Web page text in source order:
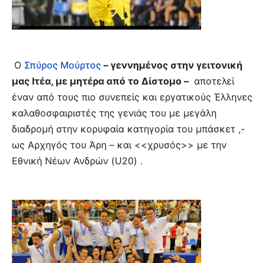
Ο Σπύρος Μούρτος – γεννημένος στην γειτονική
μας Ιτέα, με μητέρα από το Δίστομο – αποτελεί
έναν από τους πιο συνεπείς και εργατικούς Έλληνες
καλαθοσφαιριστές της γενιάς του με μεγάλη
διαδρομή στην κορυφαία κατηγορία του μπάσκετ ,-
ως Αρχηγός του Άρη – και <<χρυσός>> με την
Εθνική Νέων Ανδρών (U20) .